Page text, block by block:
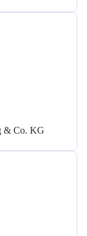
& Co. KG